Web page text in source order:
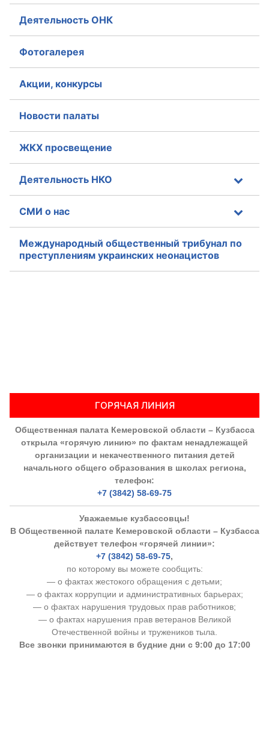
Деятельность ОНК
Фотогалерея
Акции, конкурсы
Новости палаты
ЖКХ просвещение
Деятельность НКО
СМИ о нас
Международный общественный трибунал по
преступлениям украинских неонацистов
ГОРЯЧАЯ ЛИНИЯ
Общественная палата Кемеровской области – Кузбасса
открыла «горячую линию» по фактам ненадлежащей
организации и некачественного питания детей
начального общего образования в школах региона,
телефон:
+7 (3842) 58-69-75
Уважаемые кузбассовцы!
В Общественной палате Кемеровской области – Кузбасса
действует телефон «горячей линии»:
+7 (3842) 58-69-75,
по которому вы можете сообщить:
— о фактах жестокого обращения с детьми;
— о фактах коррупции и административных барьерах;
— о фактах нарушения трудовых прав работников;
— о фактах нарушения прав ветеранов Великой
Отечественной войны и тружеников тыла.
Все звонки принимаются в будние дни с 9:00 до 17:00